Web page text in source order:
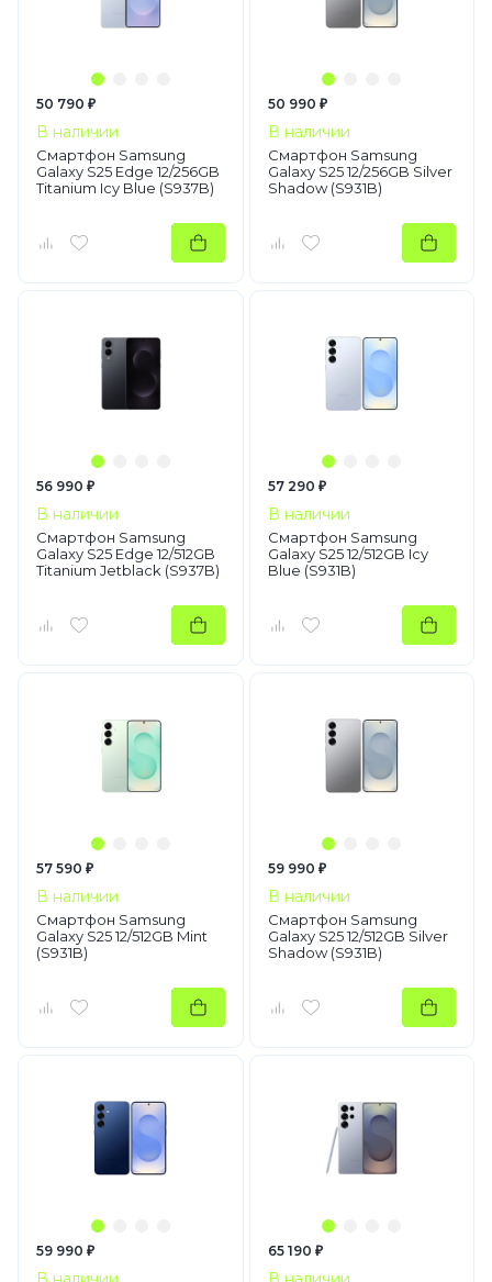
50 790 ₽
В наличии
Смартфон Samsung
Galaxy S25 Edge 12/256GB
Titanium Icy Blue (S937B)
50 990 ₽
В наличии
Смартфон Samsung
Galaxy S25 12/256GB Silver
Shadow (S931B)
56 990 ₽
В наличии
Смартфон Samsung
Galaxy S25 Edge 12/512GB
Titanium Jetblack (S937B)
57 290 ₽
В наличии
Смартфон Samsung
Galaxy S25 12/512GB Icy
Blue (S931B)
57 590 ₽
В наличии
Смартфон Samsung
Galaxy S25 12/512GB Mint
(S931B)
59 990 ₽
В наличии
Смартфон Samsung
Galaxy S25 12/512GB Silver
Shadow (S931B)
59 990 ₽ 65 190 ₽